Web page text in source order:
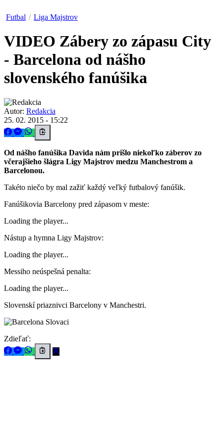
Futbal / Liga Majstrov
VIDEO Zábery zo zápasu City
- Barcelona od nášho
slovenského fanúšika
Autor: Redakcia
25. 02. 2015 - 15:22
Od nášho fanúšika Davida nám prišlo niekoľko záberov zo
včerajšieho šlágra Ligy Majstrov medzu Manchestrom a
Barcelonou.
Takéto niečo by mal zažiť každý veľký futbalový fanúšik.
Fanúšikovia Barcelony pred zápasom v meste:
Loading the player...
Nástup a hymna Ligy Majstrov:
Loading the player...
Messiho neúspešná penalta:
Loading the player...
Slovenskí priaznivci Barcelony v Manchestri.
Zdieľať: